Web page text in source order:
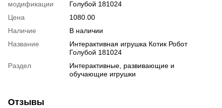
модификации
Голубой 181024
Цена
1080.00
Наличие
В наличии
Название
Интерактивная игрушка Котик Робот
Голубой 181024
Раздел
Интерактивные, развивающие и
обучающие игрушки
Отзывы